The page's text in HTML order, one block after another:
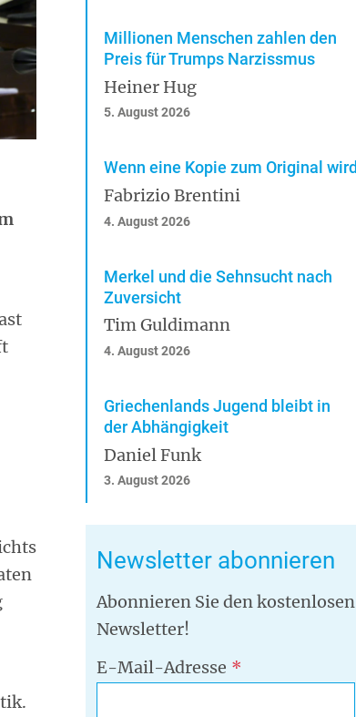
Millionen Menschen zahlen den
Preis für Trumps Narzissmus
Heiner Hug
5. August 2026
Wenn eine Kopie zum Original wird
Fabrizio Brentini
4. August 2026
Merkel und die Sehnsucht nach
Zuversicht
Tim Guldimann
4. August 2026
Griechenlands Jugend bleibt in
der Abhängigkeit
Daniel Funk
3. August 2026
Newsletter abonnieren
Abonnieren Sie den kostenlosen
Newsletter!
E-Mail-Adresse